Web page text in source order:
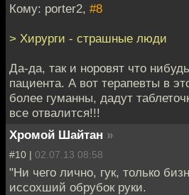
Кому: porter2, #8
> Хирурги - страшные люди
Да-да, так и норовят что
пациента. А вот терапевты в
более гуманны, дадут
все отвалится!!!
Хромой Шайтан »
#10 | 02.07.13 08:58
"Ни чего лично, гук, только
иссохший обрубок руки.